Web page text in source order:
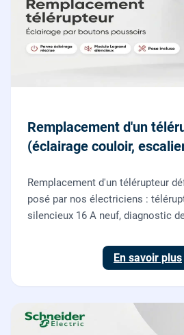
Remplacement d'un
(éclairage couloir,
Remplacement d'un télérupteur
posé par nos électriciens :
silencieux 16 A neuf, diagnostic
boutons poussoirs.
En savoir plus